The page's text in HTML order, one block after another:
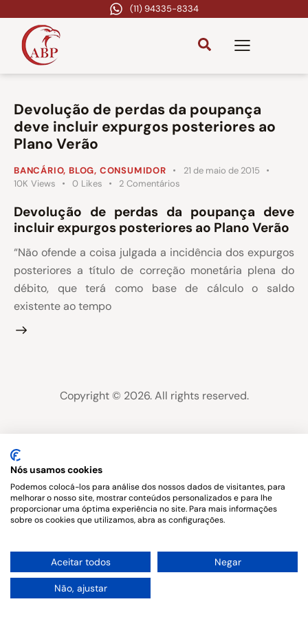
(11) 94335-8334
Devolução de perdas da poupança
deve incluir expurgos posteriores ao
Plano Verão
BANCÁRIO, BLOG, CONSUMIDOR
21 de maio de 2015
10K Views 0 Likes 2 Comentários
Devolução de perdas da poupança deve
incluir expurgos posteriores ao Plano Verão
“Não ofende a coisa julgada a incidência dos expurgos
posteriores a título de correção monetária plena do
débito, que terá como base de cálculo o saldo
existente ao tempo
Copyright © 2026. All rights reserved.
Nós usamos cookies
Podemos colocá-los para análise dos nossos dados de visitantes, para
melhorar o nosso site, mostrar conteúdos personalizados e para lhe
proporcionar uma óptima experiência no site. Para mais informações
sobre os cookies que utilizamos, abra as configurações.
Aceitar todos Negar
Não, ajustar